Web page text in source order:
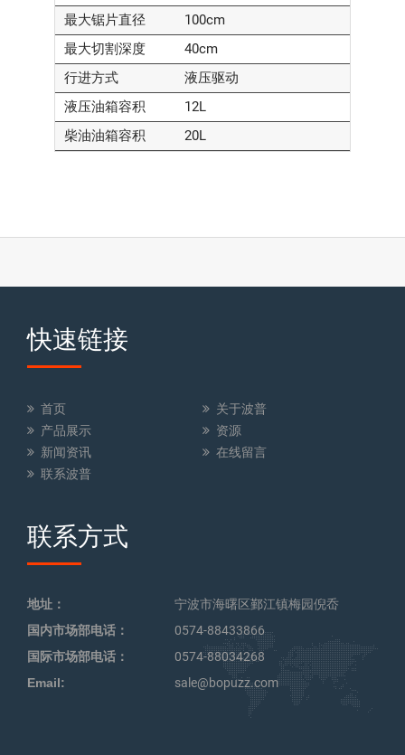
最大锯片直径
100cm
最大切割深度
40cm
行进方式
液压驱动
液压油箱容积
12L
柴油油箱容积
20L
快速链接
首页
关于波普
产品展示
资源
新闻资讯
在线留言
联系波普
联系方式
地址：
宁波市海曙区鄞江镇梅园倪岙
国内市场部电话：
0574-88433866
国际市场部电话：
0574-88034268
Email:
sale@bopuzz.com